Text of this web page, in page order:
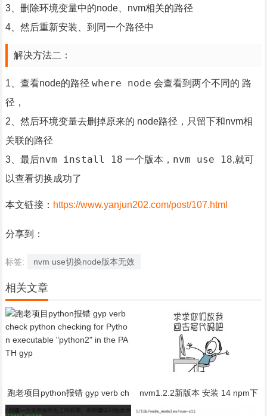
3、删除环境变量中的node、nvm相关的路径
4、然后重新安装、到同一个路径中
解决方法二：
1、查看node的路径 where node 会查看到两个不同的 路
径，
2、然后环境变量去删掉原来的 node路径，只留下和nvm相
关联的路径
3、最后nvm install 18 一个版本， nvm use 18,就可
以查看切换成功了
本文链接： https://www.yanjun202.com/post/107.html
分享到：
标签: nvm use切换node版本无效
相关文章
跑老项目python报错 gyp verb ch
eck python checking for Python e
nvm1.2.2新版本 安装 14 npm下